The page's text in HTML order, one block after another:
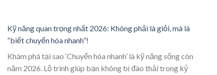
Kỹ năng quan trọng nhất 2026: Không phải là giỏi, mà là
“biết chuyển hóa nhanh”!
Khám phá tại sao ‘Chuyển hóa nhanh’ là kỹ năng sống còn
năm 2026. Lộ trình giúp bạn không bị đào thải trong kỷ